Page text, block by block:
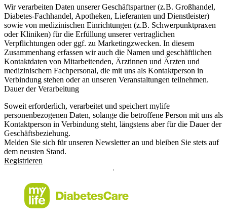
Wir verarbeiten Daten unserer Geschäftspartner (z.B. Großhandel,
Diabetes-Fachhandel, Apotheken, Lieferanten und Dienstleister)
sowie von medizinischen Einrichtungen (z.B. Schwerpunktpraxen
oder Kliniken) für die Erfüllung unserer vertraglichen
Verpflichtungen oder ggf. zu Marketingzwecken. In diesem
Zusammenhang erfassen wir auch die Namen und geschäftlichen
Kontaktdaten von Mitarbeitenden, Ärztinnen und Ärzten und
medizinischem Fachpersonal, die mit uns als Kontaktperson in
Verbindung stehen oder an unseren Veranstaltungen teilnehmen.
Dauer der Verarbeitung
Soweit erforderlich, verarbeitet und speichert mylife
personenbezogenen Daten, solange die betroffene Person mit uns als
Kontaktperson in Verbindung steht, längstens aber für die Dauer der
Geschäftsbeziehung.
Melden Sie sich für unseren Newsletter an und bleiben Sie stets auf
dem neusten Stand.
Registrieren